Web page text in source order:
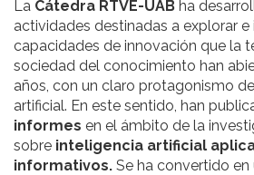
La Cátedra RTVE-UAB ha
actividades destinadas a explorar
capacidades de innovación que la
sociedad del conocimiento han
años, con un claro protagonismo
artificial. En este sentido, han
informes en el ámbito de la
sobre inteligencia artificial
informativos. Se ha convertido en